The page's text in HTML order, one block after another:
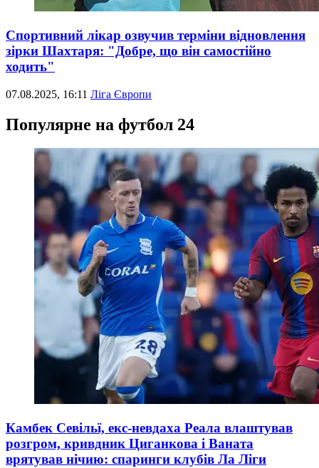
Спортивний лікар озвучив терміни відновлення
зірки Шахтаря: "Добре, що він самостійно
ходить"
07.08.2025, 16:11 Ліга Європи
Популярне на футбол 24
Камбек Севільї, екс-невдаха Реала влаштував
розгром, кривдник Циганкова і Ваната
врятував нічию: спаринги клубів Ла Ліги